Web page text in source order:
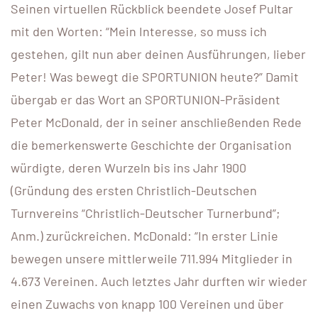
Seinen virtuellen Rückblick beendete Josef Pultar
mit den Worten: “Mein Interesse, so muss ich
gestehen, gilt nun aber deinen Ausführungen, lieber
Peter! Was bewegt die SPORTUNION heute?” Damit
übergab er das Wort an SPORTUNION-Präsident
Peter McDonald, der in seiner anschließenden Rede
die bemerkenswerte Geschichte der Organisation
würdigte, deren Wurzeln bis ins Jahr 1900
(Gründung des ersten Christlich-Deutschen
Turnvereins “Christlich-Deutscher Turnerbund”;
Anm.) zurückreichen. McDonald: “In erster Linie
bewegen unsere mittlerweile 711.994 Mitglieder in
4.673 Vereinen. Auch letztes Jahr durften wir wieder
einen Zuwachs von knapp 100 Vereinen und über